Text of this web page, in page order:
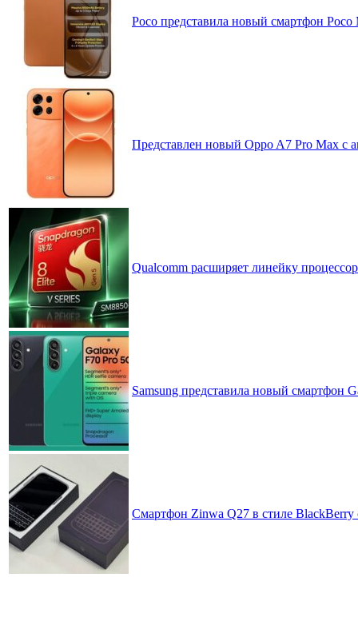
Poco представила новый смартфон
Представлен новый Oppo A7 Pro Max с
Qualcomm расширяет линейку
Samsung представила новый смартфон
Смартфон Zinwa Q27 в стиле BlackBerry